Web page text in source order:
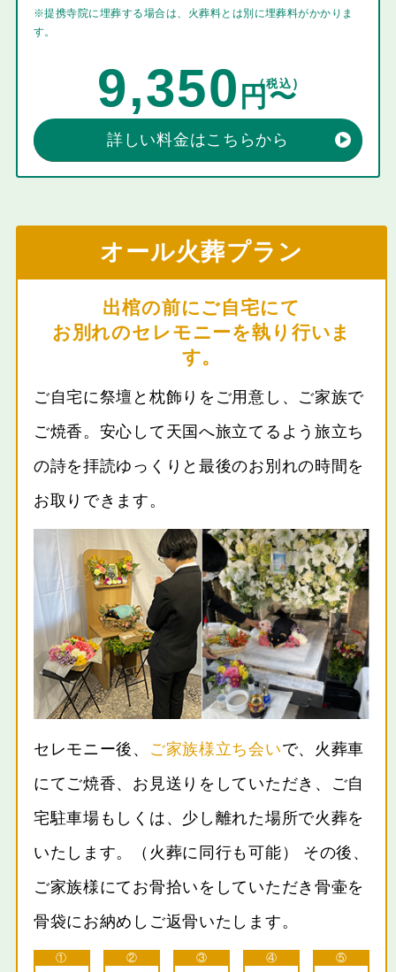
※提携寺院に埋葬する場合は、火葬料とは別に埋葬料がかかりま
す。
9,350
詳しい料金はこちらから
オール火葬プラン
出棺の前にご自宅にて
お別れのセレモニーを執り行いま
す。
ご自宅に祭壇と枕飾りをご用意し、ご家族で
ご焼香。安心して天国へ旅立てるよう旅立ち
の詩を拝読ゆっくりと最後のお別れの時間を
お取りできます。
セレモニー後、 ご家族様立ち会いで、火葬車
にてご焼香、お見送りをしていただき、ご自
宅駐車場もしくは、少し離れた場所で火葬を
いたします。（火葬に同行も可能） その後、
ご家族様にてお骨拾いをしていただき骨壷を
骨袋にお納めしご返骨いたします。
① ② ③ ④ ⑤